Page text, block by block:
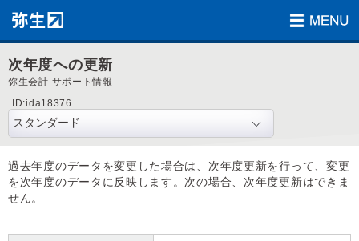
次年度への更新
弥生会計 サポート情報
ID:ida18376
過去年度のデータを変更した場合は、次年度更新を行って、変更
を次年度のデータに反映します。次の場合、次年度更新はできま
せん。